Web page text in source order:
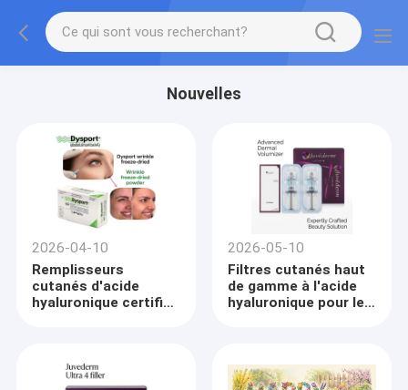
Nouvelles
2026-04-10
Remplisseurs
cutanés d'acide
hyaluronique certifiés
d'esthétique
2026-05-10
Filtres cutanés haut
de gamme à l'acide
hyaluronique pour les
Portfolio